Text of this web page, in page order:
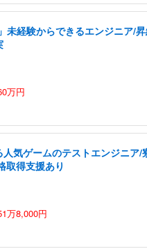
未経験からできるエンジニア/
万円
気ゲームのテストエンジニア/
取得支援あり
万8,000円